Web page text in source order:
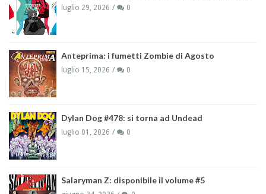
luglio 29, 2026 0
Anteprima: i fumetti Zombie di Agosto
luglio 15, 2026 0
Dylan Dog #478: si torna ad Undead
luglio 01, 2026 0
Salaryman Z: disponibile il volume #5